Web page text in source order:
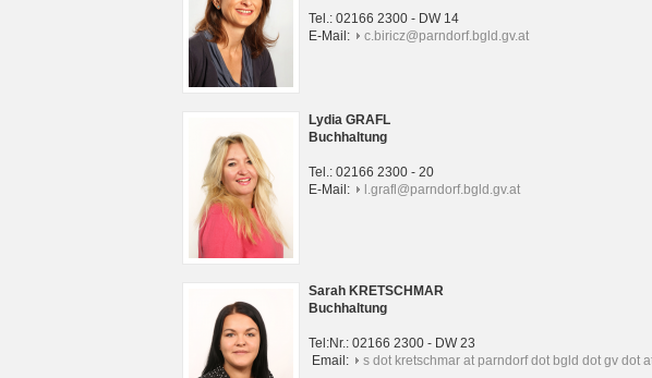
Tel.: 02166 2300 - DW 14
E-Mail:
c.biricz@parndorf.bgld.gv.at
Lydia GRAFL
Buchhaltung
Tel.: 02166 2300 - 20
E-Mail:
l.grafl@parndorf.bgld.gv.at
Sarah KRETSCHMAR
Buchhaltung
Tel:Nr.: 02166 2300 - DW 23
Email:
s dot kretschmar at parndorf dot bgld dot gv dot